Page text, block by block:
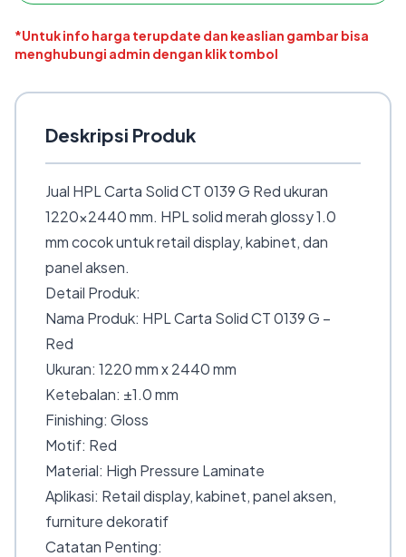
*Untuk info harga terupdate dan keaslian gambar bisa
menghubungi admin dengan klik tombol
Deskripsi Produk
Jual HPL Carta Solid CT 0139 G Red ukuran
1220×2440 mm. HPL solid merah glossy 1.0
mm cocok untuk retail display, kabinet, dan
panel aksen.
Detail Produk:
Nama Produk: HPL Carta Solid CT 0139 G –
Red
Ukuran: 1220 mm x 2440 mm
Ketebalan: ±1.0 mm
Finishing: Gloss
Motif: Red
Material: High Pressure Laminate
Aplikasi: Retail display, kabinet, panel aksen,
furniture dekoratif
Catatan Penting: